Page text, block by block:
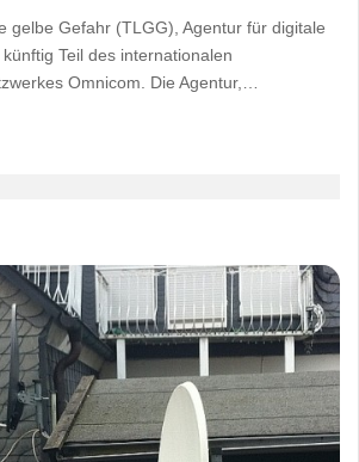
gelbe Gefahr (TLGG), Agentur für digitale
Teil des internationalen
Omnicom. Die Agentur,…